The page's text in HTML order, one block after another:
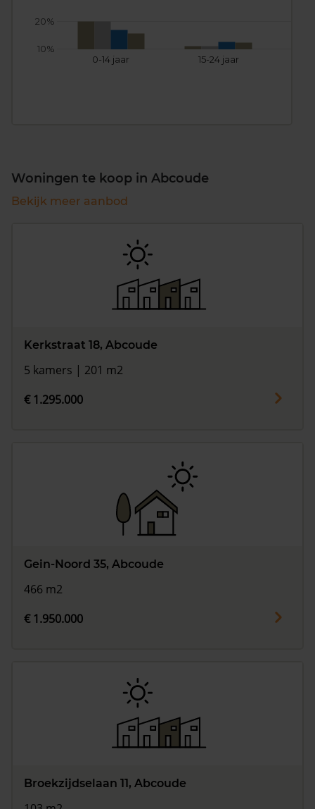
0-14 jaar 15-24 jaar
10%
20%
Woningen te koop in Abcoude
Bekijk meer aanbod
Kerkstraat 18, Abcoude
5 kamers | 201 m2
€ 1.295.000
Gein-Noord 35, Abcoude
466 m2
€ 1.950.000
Broekzijdselaan 11, Abcoude